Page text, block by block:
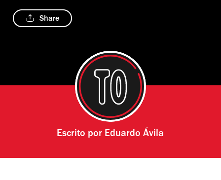
Share
Escrito por Eduardo Ávila